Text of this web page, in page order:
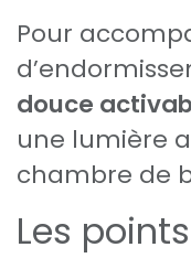
Pour
douce
une lumière
chambre de
Les